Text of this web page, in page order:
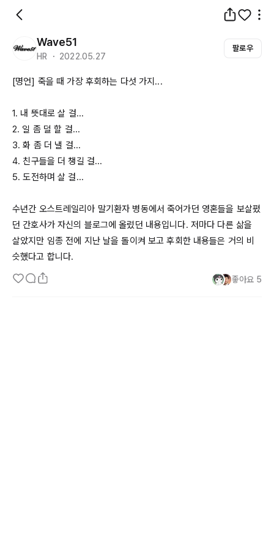
Wave51
HR ・ 2022.05.27
팔로우
[명언] 죽을 때 가장 후회하는 다섯 가지...
1. 내 뜻대로 살 걸...
2. 일 좀 덜 할 걸...
3. 화 좀 더 낼 걸...
4. 친구들을 더 챙길 걸...
5. 도전하며 살 걸...
수년간 오스트레일리아 말기환자 병동에서 죽어가던 영혼들을 보살폈
던 간호사가 자신의 블로그에 올렸던 내용입니다. 저마다 다른 삶을
살았지만 임종 전에 지난 날을 돌이켜 보고 후회한 내용들은 거의 비
슷했다고 합니다.
좋아요 5